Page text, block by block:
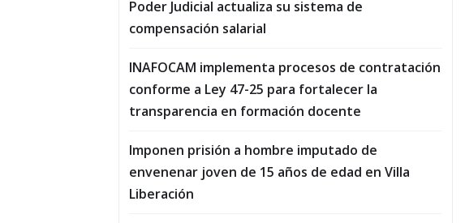
Poder Judicial actualiza su sistema de
compensación salarial
INAFOCAM implementa procesos de contratación
conforme a Ley 47-25 para fortalecer la
transparencia en formación docente
Imponen prisión a hombre imputado de
envenenar joven de 15 años de edad en Villa
Liberación